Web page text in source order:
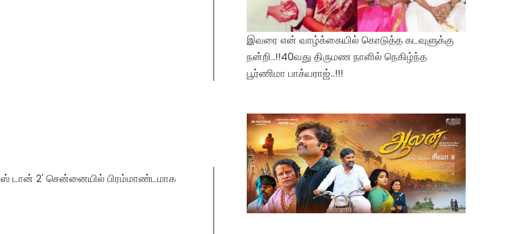
இவரை என் வாழ்க்கையில் கொடுத்த கடவுளுக்கு
நன்றி..!!40வது திருமண நாளில் நெகிழ்ந்த
பூர்ணிமா பாக்யராஜ்..!!!